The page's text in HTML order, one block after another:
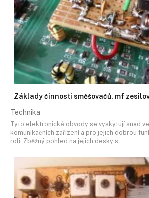
Základy činnosti směšovačů, mf
Technika
Tyto elektronické obvody se vyskytují snad
komunikačních zařízení a pro jejich dobrou
roli. Zběžný pohled na jejich desky s…